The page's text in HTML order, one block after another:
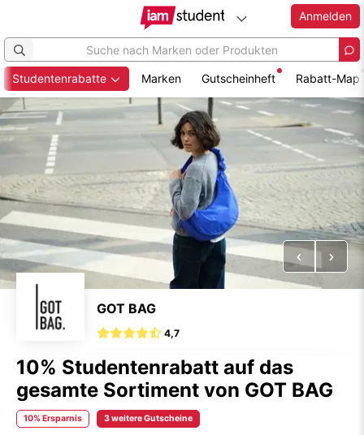
Zum
Hauptinhalt
springen
Anmelden
Studentenrabatte Marken Gutscheinheft Rabatt-Map
Vorheriges
GOT BAG
4,7
10% Studentenrabatt auf das
gesamte Sortiment von GOT BAG
10% Ersparnis 3 weitere Gutscheine